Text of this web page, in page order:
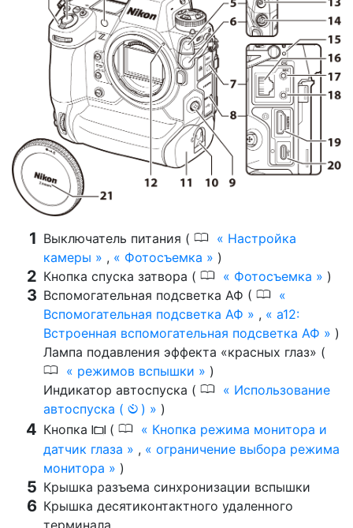
Выключатель питания ( 0
Настройка
камеры
, Фотосъемка
)
Кнопка спуска затвора ( 0 Фотосъемка
)
Вспомогательная подсветка АФ ( 0
Вспомогательная подсветка АФ ,
a12:
Встроенная вспомогательная подсветка АФ
)
Лампа подавления эффекта «красных глаз» (
0 режимов вспышки
)
Индикатор автоспуска ( 0
Использование
автоспуска ( E )
)
Кнопка M ( 0
Кнопка режима монитора и
датчик глаза
,
ограничение выбора режима
монитора
)
Крышка разъема синхронизации вспышки
Крышка десятиконтактного удаленного